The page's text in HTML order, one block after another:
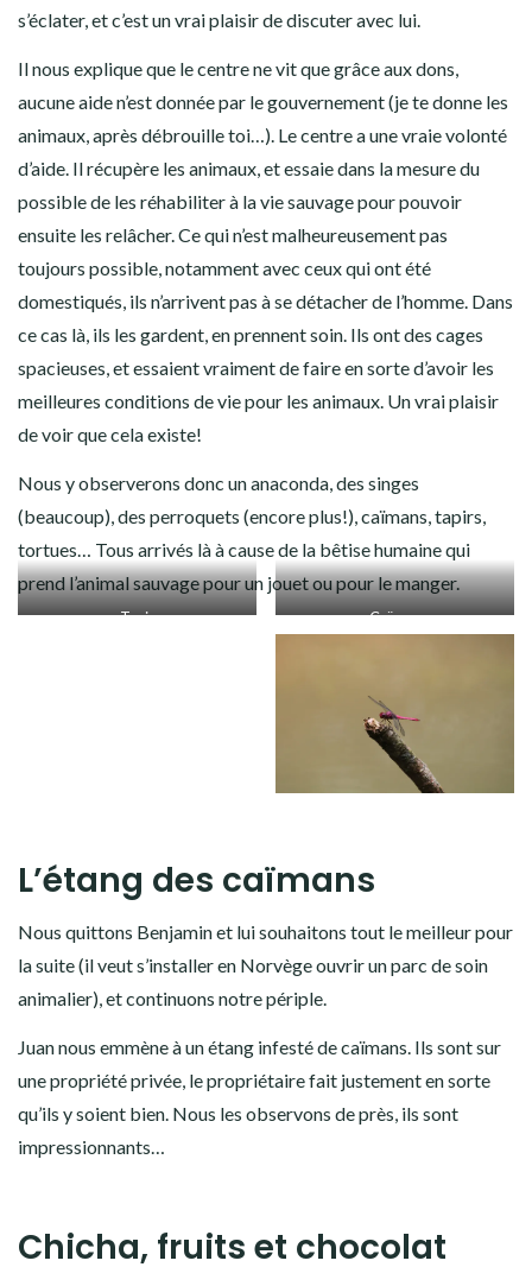
s’éclater, et c’est un vrai plaisir de discuter avec lui.
Il nous explique que le centre ne vit que grâce aux dons,
aucune aide n’est donnée par le gouvernement (je te donne les
animaux, après débrouille toi…). Le centre a une vraie volonté
d’aide. Il récupère les animaux, et essaie dans la mesure du
possible de les réhabiliter à la vie sauvage pour pouvoir
ensuite les relâcher. Ce qui n’est malheureusement pas
toujours possible, notamment avec ceux qui ont été
domestiqués, ils n’arrivent pas à se détacher de l’homme. Dans
ce cas là, ils les gardent, en prennent soin. Ils ont des cages
spacieuses, et essaient vraiment de faire en sorte d’avoir les
meilleures conditions de vie pour les animaux. Un vrai plaisir
de voir que cela existe!
Nous y observerons donc un anaconda, des singes
(beaucoup), des perroquets (encore plus!), caïmans, tapirs,
tortues… Tous arrivés là à cause de la bêtise humaine qui
prend l’animal sauvage pour un jouet ou pour le manger.
Tapir Caïman
L’étang des caïmans
Nous quittons Benjamin et lui souhaitons tout le meilleur pour
la suite (il veut s’installer en Norvège ouvrir un parc de soin
animalier), et continuons notre périple.
Juan nous emmène à un étang infesté de caïmans. Ils sont sur
une propriété privée, le propriétaire fait justement en sorte
qu’ils y soient bien. Nous les observons de près, ils sont
impressionnants…
Chicha, fruits et chocolat